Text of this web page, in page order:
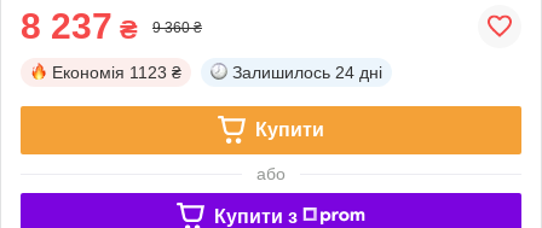
8 237 ₴ 9 360 ₴
Економія 1123 ₴ Залишилось 24 дні
Купити
або
Купити з